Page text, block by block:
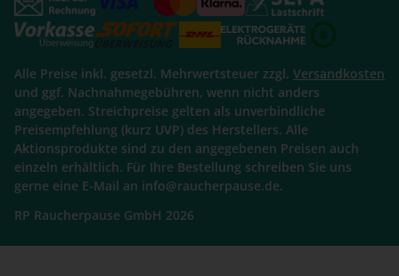
Alle Preise inkl. gesetzl. Mehrwertsteuer zzgl. Versandkosten
und ggf. Nachnahmegebühren, wenn nicht anders
angegeben. Streichpreise gelten als unverbindliche
Preisempfehlung (kurz UVP) des Herstellers. Alle
Aktionsprodukte sind zu den angegebenen Preisen auch
einzeln erhältlich. Für Ihre Bestellung schreiben Sie uns
gerne eine E-Mail an info@raucherpause.de.
RP Raucherpause GmbH 2026